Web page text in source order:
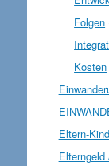
Folgen
Kosten
Eltern-